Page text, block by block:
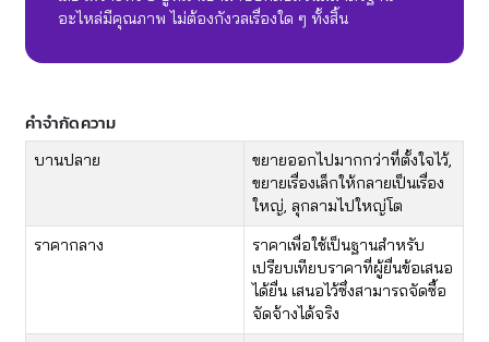
อะไหล่มีคุณภาพ ไม่ต้องกังวลเรื่องใด ๆ ทั้งสิ้น
คำจำกัดความ
​​บานปลาย
​ขยายออกไปมากกว่าที่ตั้งใจไว้,
ขยายเรื่องเล็กให้กลายเป็นเรื่อง
ใหญ่, ลุกลามไปใหญ่โต
​ราคากลาง
​ราคาเพื่อใช้เป็นฐานสำหรับ
เปรียบเทียบราคาที่ผู้ยื่นข้อเสนอ
ได้ยื่น เสนอไว้ซึ่งสามารถจัดซื้อ
จัดจ้างได้จริง